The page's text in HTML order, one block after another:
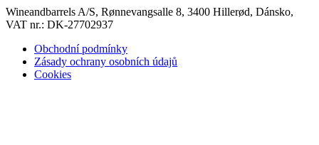
Wineandbarrels A/S, Rønnevangsalle 8, 3400 Hillerød, Dánsko,
VAT nr.: DK-27702937
Obchodní podmínky
Zásady ochrany osobních údajů
Cookies